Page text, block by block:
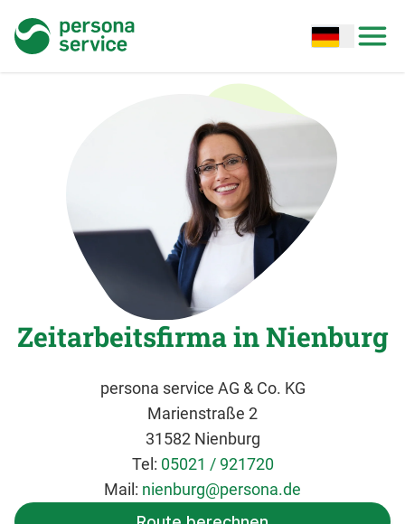
persona service Open options
Zeitarbeitsfirma in Nienburg
persona service AG & Co. KG
Marienstraße 2
31582 Nienburg
Tel: 05021 / 921720
Mail: nienburg@persona.de